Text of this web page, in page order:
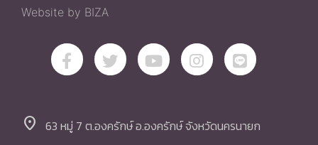
Website by BIZA
location_on 63 หมู่ 7 ต.องครักษ์ อ.องครักษ์ จังหวัดนครนายก